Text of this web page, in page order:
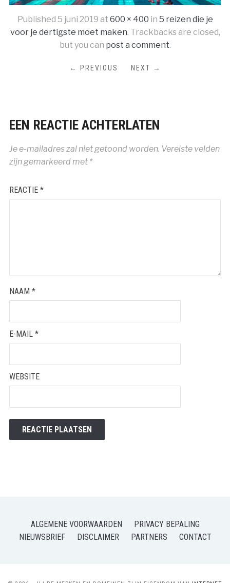
Published 5 juni 2019 at 600 × 400 in 5 reizen die je
voor je dertigste moet maken. Trackbacks are closed,
but you can post a comment.
← PREVIOUS NEXT →
EEN REACTIE ACHTERLATEN
Je e-mailadres zal niet getoond worden. Vereiste velden
zijn gemarkeerd met *
REACTIE *
NAAM *
E-MAIL *
WEBSITE
ALGEMENE VOORWAARDEN
PRIVACY BEPALING
NIEUWSBRIEF
DISCLAIMER PARTNERS CONTACT